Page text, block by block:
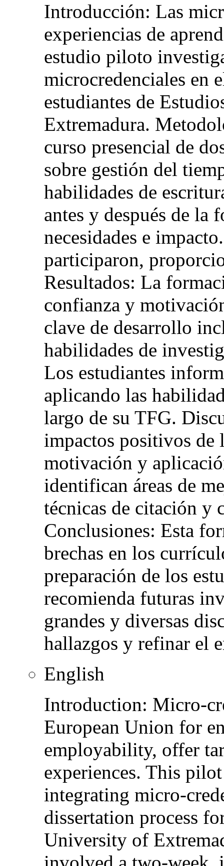
Introducción: Las
experiencias de
estudio piloto
microcredenciales en
estudiantes de
Extremadura.
curso presencial de
sobre gestión del
habilidades de
antes y después de la
necesidades e
participaron,
Resultados: La
confianza y
clave de desarrollo
habilidades de
Los estudiantes
aplicando las
largo de su TFG.
impactos positivos
motivación y
identifican áreas de
técnicas de citación y
Conclusiones: Esta
brechas en los
preparación de los
recomienda futuras
grandes y diversas
hallazgos y refinar el
English
Introduction: Micro-
European Union for
employability, offer
experiences. This
integrating micro-
dissertation process
University of